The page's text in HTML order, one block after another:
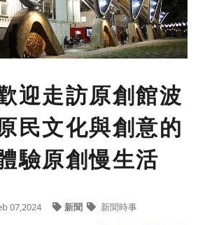
迎走訪原創館波
民文化與創意的
驗原創慢生活
07,2024 新聞 新聞時事